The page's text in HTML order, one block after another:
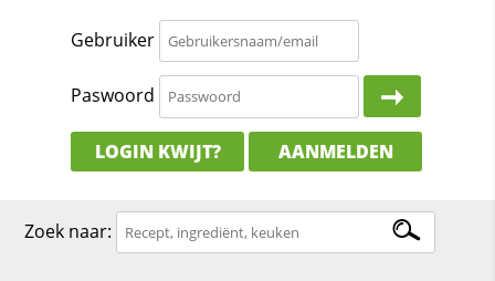
Gebruiker
Paswoord
LOGIN KWIJT? AANMELDEN
Zoek naar: